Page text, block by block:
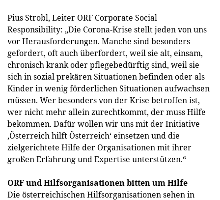
Pius Strobl, Leiter ORF Corporate Social
Responsibility: „Die Corona-Krise stellt jeden von uns
vor Herausforderungen. Manche sind besonders
gefordert, oft auch überfordert, weil sie alt, einsam,
chronisch krank oder pflegebedürftig sind, weil sie
sich in sozial prekären Situationen befinden oder als
Kinder in wenig förderlichen Situationen aufwachsen
müssen. Wer besonders von der Krise betroffen ist,
wer nicht mehr allein zurechtkommt, der muss Hilfe
bekommen. Dafür wollen wir uns mit der Initiative
,Österreich hilft Österreich‘ einsetzen und die
zielgerichtete Hilfe der Organisationen mit ihrer
großen Erfahrung und Expertise unterstützen.“
ORF und Hilfsorganisationen bitten um Hilfe
Die österreichischen Hilfsorganisationen sehen in